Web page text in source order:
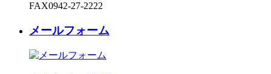
FAX0942-27-2222
メールフォーム